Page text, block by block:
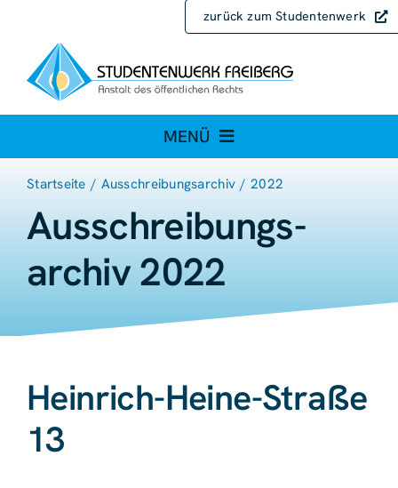
springen
zurück zum Studentenwerk
MENÜ
Ausschreibungen
Ausschreibungsarchiv
Startseite Ausschreibungsarchiv 2022
Ausschreibungs­
archiv 2022
Heinrich-Heine-Straße
13